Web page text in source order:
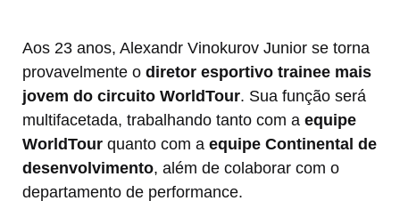
Aos 23 anos, Alexandr Vinokurov Junior se torna
provavelmente o diretor esportivo trainee mais
jovem do circuito WorldTour. Sua função será
multifacetada, trabalhando tanto com a equipe
WorldTour quanto com a equipe Continental de
desenvolvimento, além de colaborar com o
departamento de performance.